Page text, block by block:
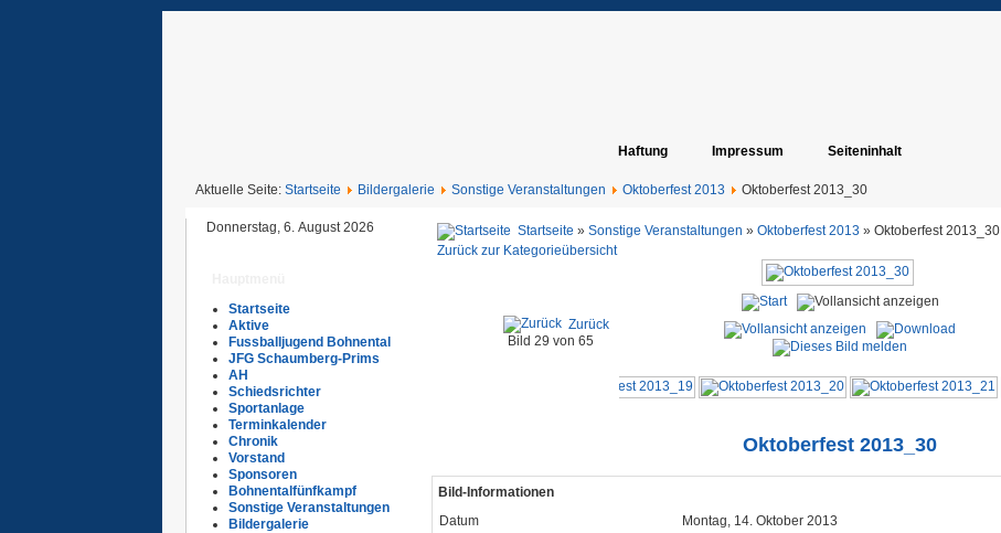
Haftung Impressum Seiteninhalt
Aktuelle Seite: Startseite Bildergalerie Sonstige Veranstaltungen Oktoberfest 2013 Oktoberfest 2013_30
Donnerstag, 6. August 2026
Startseite
Aktive
Fussballjugend Bohnental
JFG Schaumberg-Prims
AH
Schiedsrichter
Sportanlage
Terminkalender
Chronik
Vorstand
Sponsoren
Bohnentalfünfkampf
Sonstige Veranstaltungen
Bildergalerie
Startseite » Sonstige Veranstaltungen » Oktoberfest 2013 » Oktoberfest 2013_30
Zurück zur Kategorieübersicht
Zurück
Bild 29 von 65
Oktoberfest 2013_30
Bild-Informationen
Datum
Montag, 14. Oktober 2013